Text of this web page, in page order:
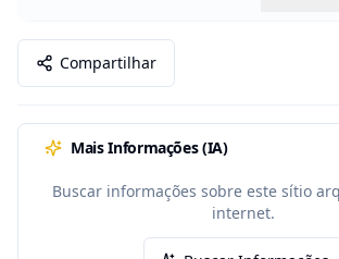
Compartilhar
Mais Informações (IA)
Buscar informações sobre este sítio
internet.